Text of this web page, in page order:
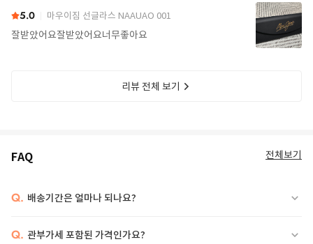
5.0 마우이짐 선글라스 NAAUAO 001
잘받았어요잘받았어요너무좋아요
리뷰 전체 보기
FAQ 전체보기
Q. 배송기간은 얼마나 되나요?
Q. 관부가세 포함된 가격인가요?